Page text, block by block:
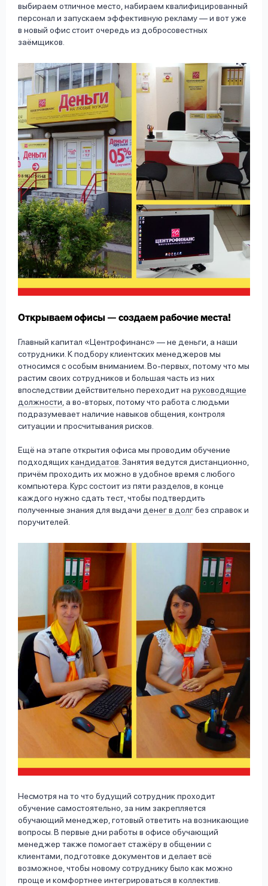
выбираем отличное место, набираем квалифицированный
персонал и запускаем эффективную рекламу — и вот уже
в новый офис стоит очередь из добросовестных
заёмщиков.
Открываем офисы — создаем рабочие места!
Главный капитал «Центрофинанс» — не деньги, а наши
сотрудники. К подбору клиентских менеджеров мы
относимся с особым вниманием. Во-первых, потому что мы
растим своих сотрудников и большая часть из них
впоследствии действительно переходит на руководящие
должности, а во-вторых, потому что работа с людьми
подразумевает наличие навыков общения, контроля
ситуации и просчитывания рисков.
Ещё на этапе открытия офиса мы проводим обучение
подходящихкандидатов. Занятия ведутся дистанционно,
причём проходить их можно в удобное время с любого
компьютера. Курс состоит из пяти разделов, в конце
каждого нужно сдать тест, чтобы подтвердить
полученные знания для выдачи денег в долгбез справок и
поручителей.
Несмотря на то что будущий сотрудник проходит
обучение самостоятельно, за ним закрепляется
обучающий менеджер, готовый ответить на возникающие
вопросы. В первые дни работы в офисе обучающий
менеджер также помогает стажёру в общении с
клиентами, подготовке документов и делает всё
возможное, чтобы новому сотруднику было как можно
проще и комфортнее интегрироваться в коллектив.